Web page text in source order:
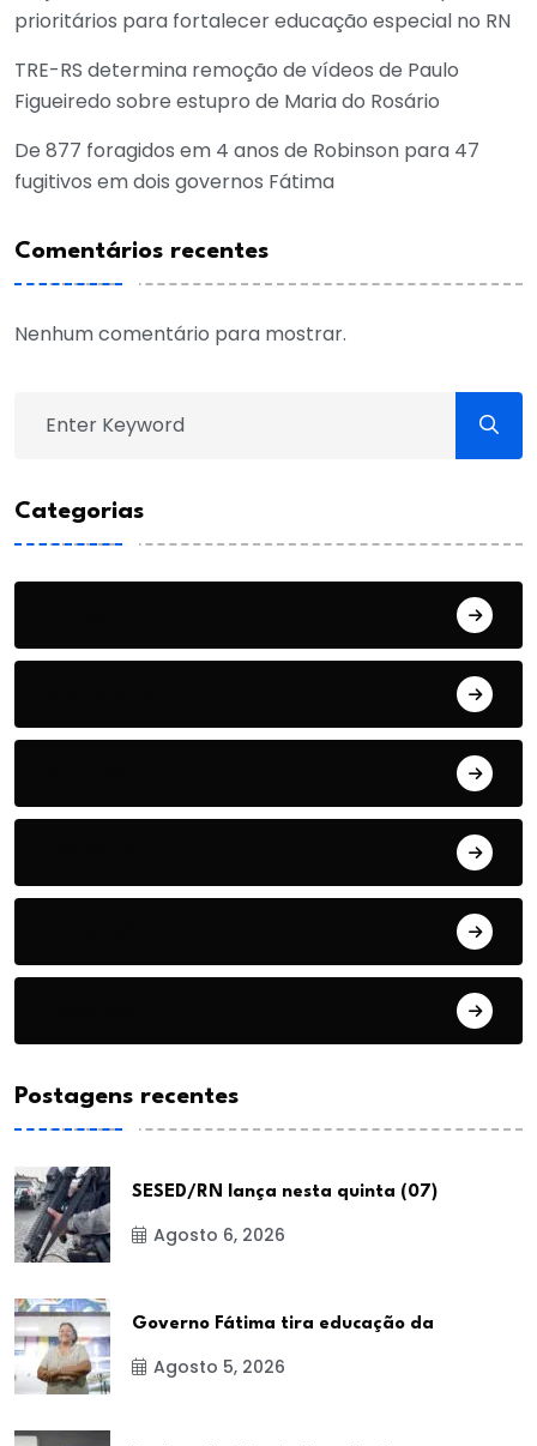
prioritários para fortalecer educação especial no RN
TRE-RS determina remoção de vídeos de Paulo
Figueiredo sobre estupro de Maria do Rosário
De 877 foragidos em 4 anos de Robinson para 47
fugitivos em dois governos Fátima
Comentários recentes
Nenhum comentário para mostrar.
Categorias
Postagens recentes
SESED/RN lança nesta quinta (07)
Agosto 6, 2026
Governo Fátima tira educação da
Agosto 5, 2026